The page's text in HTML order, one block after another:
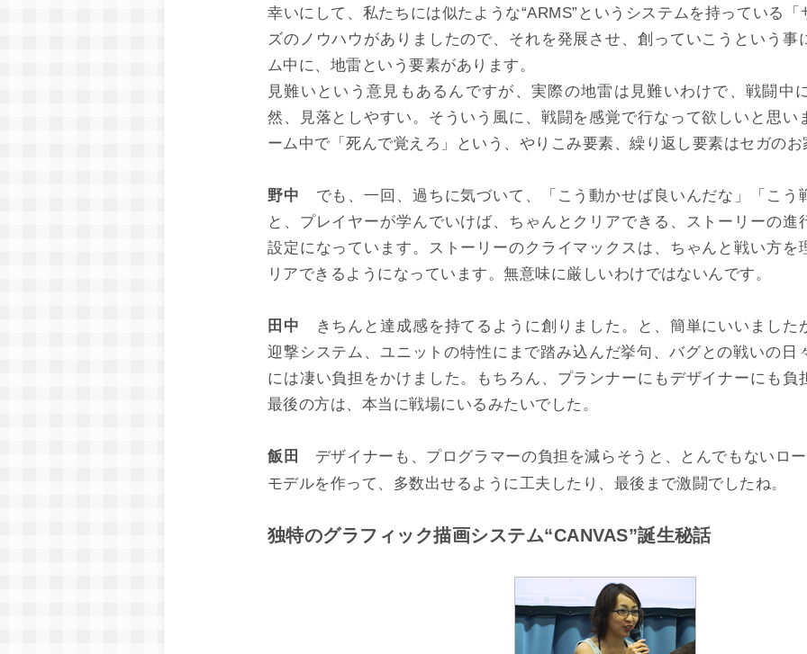
幸いにして、私たちには似たような“ARMS”というシステムを持っている
ズのノウハウがありましたので、それを発展させ、創っていこうという事
ム中に、地雷という要素があります。
見難いという意見もあるんですが、実際の地雷は見難いわけで、戦闘中
然、見落としやすい。そういう風に、戦闘を感覚で行なって欲しいと思い
ーム中で「死んで覚えろ」という、やりこみ要素、繰り返し要素はセガの
野中 でも、一回、過ちに気づいて、「こう動かせば良いんだな」「こう
と、プレイヤーが学んでいけば、ちゃんとクリアできる、ストーリーの進
設定になっています。ストーリーのクライマックスは、ちゃんと戦い方を
リアできるようになっています。無意味に厳しいわけではないんです。
田中 きちんと達成感を持てるように創りました。と、簡単にいいました
迎撃システム、ユニットの特性にまで踏み込んだ挙句、バグとの戦いの日
には凄い負担をかけました。もちろん、プランナーにもデザイナーにも負
最後の方は、本当に戦場にいるみたいでした。
飯田
デザイナーも、プログラマーの負担を減らそうと、とんでもないロ
モデルを作って、多数出せるように工夫したり、最後まで激闘でしたね。
独特のグラフィック描画システム“CANVAS”誕生秘話